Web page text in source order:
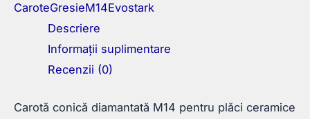
Ø50mm
CaroteGresieM14Evostark
Descriere
Informații suplimentare
Recenzii (0)
Carotă conică diamantată M14 pentru plăci ceramice